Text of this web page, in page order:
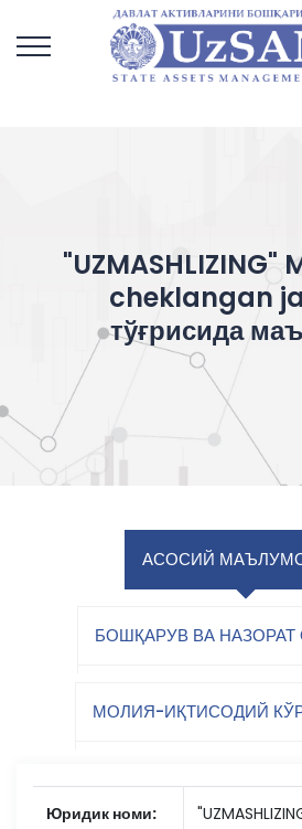
cheklangan
тўғрисида
АСОСИЙ
БОШҚАРУВ ВА НАЗОРАТ
МОЛИЯ-ИҚТИСОДИЙ
Юридик номи: